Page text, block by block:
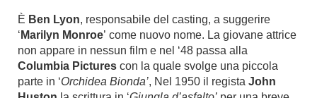
È Ben Lyon, responsabile del casting, a suggerire
‘ Marilyn Monroe’ come nuovo nome. La giovane attrice
non appare in nessun film e nel ‘48 passa alla
Columbia Pictures con la quale svolge una piccola
parte in ‘Orchidea Bionda’, Nel 1950 il regista John